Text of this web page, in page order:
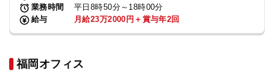
業務時間
平日8時50分～18時00分
給与
月給23万2000円＋賞与年2回
福岡オフィス